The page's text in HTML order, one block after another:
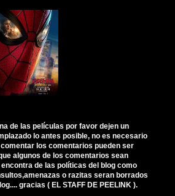
de las películas por favor dejen un
lo antes posible, no es necesario
los comentarios pueden ser
algunos de los comentarios sean
de las políticas del blog como
o razitas seran borrados
gracias ( EL STAFF DE PEELINK ).